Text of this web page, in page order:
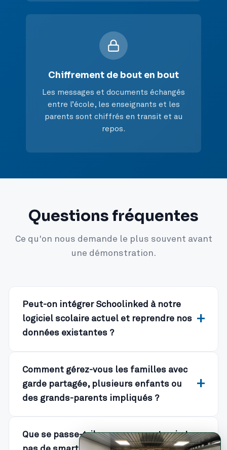
Chiffrement de bout en bout
Les messages et documents échangés
entre l’école, les enseignants et les
parents sont chiffrés en transit et au
repos.
Questions fréquentes
Ce qu'on nous demande le plus souvent avant
une démonstration.
Peut-on intégrer Schoolinked à notre
logiciel scolaire actuel et reprendre nos
données existantes ?
Comment gérez-vous les familles avec
garde partagée, plusieurs enfants ou
des grands-parents impliqués ?
Que se passe-t-il pour un parent qui n'a